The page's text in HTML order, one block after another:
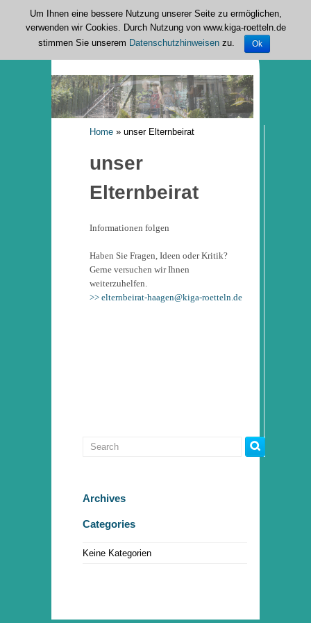
PAGES NAVIGATION MENU
Home » unser Elternbeirat
unser
Elternbeirat
Informationen folgen
Haben Sie Fragen, Ideen oder Kritik?
Gerne versuchen wir Ihnen
weiterzuhelfen.
>> elternbeirat-haagen@kiga-roetteln.de
Archives
Categories
Keine Kategorien
Um Ihnen eine bessere Nutzung unserer Seite zu ermöglichen,
verwenden wir Cookies. Durch Nutzung von www.kiga-roetteln.de
stimmen Sie unserem Datenschutzhinweisen zu. Ok